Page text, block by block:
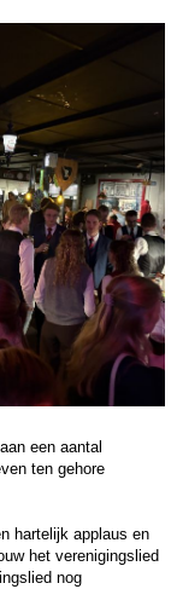
een aantal
ten gehore
hartelijk applaus en
het verenigingslied
nog